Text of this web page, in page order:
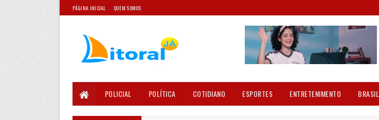
PÁGINA INICIAL QUEM SOMOS
POLICIAL POLÍTICA COTIDIANO ESPORTES ENTRETENIMENTO BRASIL